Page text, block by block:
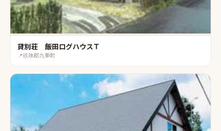
貸別荘 飯田ログハウスＴ
📍玖珠郡九重町